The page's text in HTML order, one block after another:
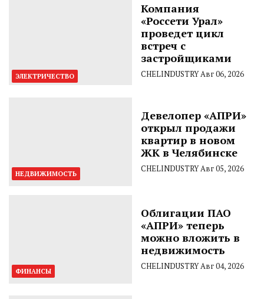
ЭЛЕКТРИЧЕСТВО
Компания
«Россети Урал»
проведет цикл
встреч с
застройщиками
CHELINDUSTRYАвг 06, 2026
НЕДВИЖИМОСТЬ
Девелопер «АПРИ»
открыл продажи
квартир в новом
ЖК в Челябинске
CHELINDUSTRYАвг 05, 2026
ФИНАНСЫ
Облигации ПАО
«АПРИ» теперь
можно вложить в
недвижимость
CHELINDUSTRYАвг 04, 2026